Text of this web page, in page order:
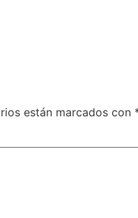
están marcados con